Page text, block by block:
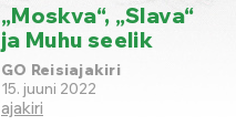
„Moskva“, „Slava“
ja Muhu seelik
GO Reisiajakiri
15. juuni 2022
ajakiri